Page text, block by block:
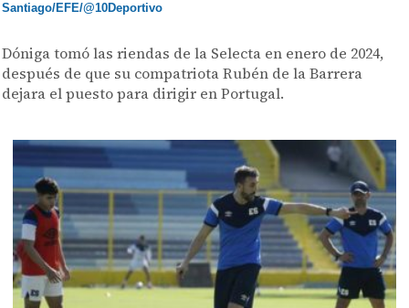
Santiago/EFE/@10Deportivo
Dóniga tomó las riendas de la Selecta en enero de 2024,
después de que su compatriota Rubén de la Barrera
dejara el puesto para dirigir en Portugal.